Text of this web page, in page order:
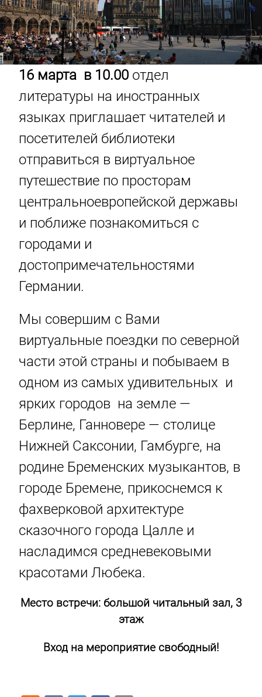
16 марта в 10.00 отдел
литературы на иностранных
языках приглашает читателей и
посетителей библиотеки
отправиться в виртуальное
путешествие по просторам
центральноевропейской державы
и поближе познакомиться с
городами и
достопримечательностями
Германии.
Мы совершим с Вами
виртуальные поездки по северной
части этой страны и побываем в
одном из самых удивительных и
ярких городов на земле —
Берлине, Ганновере — столице
Нижней Саксонии, Гамбурге, на
родине Бременских музыкантов, в
городе Бремене, прикоснемся к
фахверковой архитектуре
сказочного города Цалле и
насладимся средневековыми
красотами Любека.
Место встречи: большой читальный зал, 3
этаж
Вход на мероприятие свободный!